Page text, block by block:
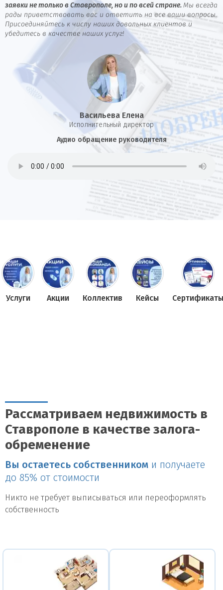
заявки не только в Ставрополе, но и по всей стране. Мы всегда
рады приветствовать вас и ответить на все ваши вопросы.
Присоединяйтесь к числу наших довольных клиентов и
убедитесь в качестве наших услуг!
Васильева Елена
И сполнительный директор
Аудио обращение руководителя
Услуги Акции Коллектив Кейсы Сертификаты
Рассматриваем недвижимость в
Ставрополе в качестве залога-
обременение
Вы остаетесь собственником и получаете
до 85% от стоимости
Никто не требует выписываться или переоформлять
собственность